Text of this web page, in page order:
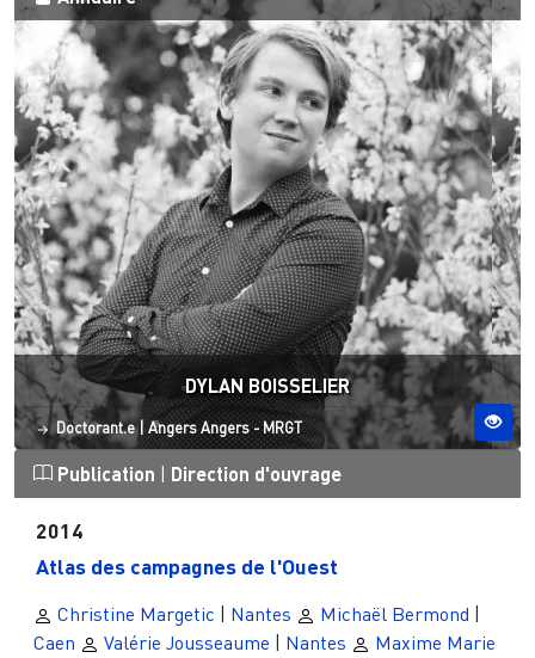
DYLAN BOISSELIER
Statut
Doctorant.e |Site ESO
AngersAngers - MRGT
Publication | Direction d'ouvrage
2014
Atlas des campagnes de l'Ouest
Christine Margetic Nantes Michaël Bermond
Caen
Valérie Jousseaume Nantes
Maxime Marie